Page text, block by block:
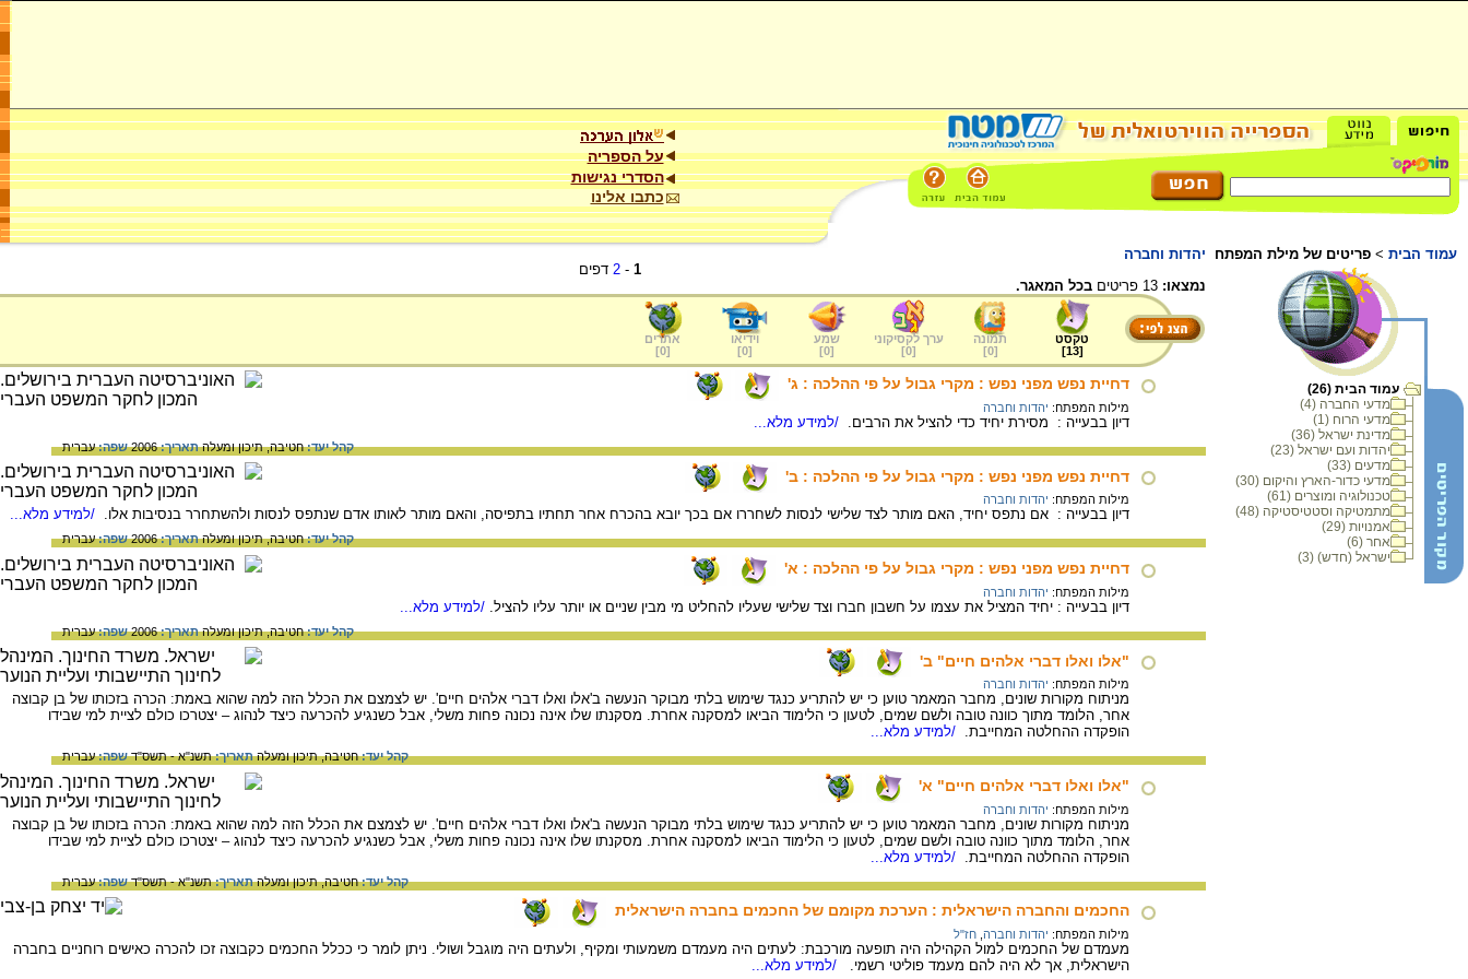
על הספריה
הסדרי נגישות
כתבו אלינו
עמוד הבית > פריטים של מילת המפתח יהדות וחברה
עמוד הבית (26)
מדעי החברה (4)
מדעי הרוח (1)
מדינת ישראל (36)
יהדות ועם ישראל (23)
מדעים (33)
מדעי כדור-הארץ והיקום (30)
טכנולוגיה ומוצרים (61)
מתמטיקה וסטטיסטיקה (48)
אמנויות (29)
אחר (6)
ישראל (חדש) (3)
1
-
2 דפים
נמצאו:
בכל המאגר.
טקסט
[
13
]
תמונה
[
0
]
ערך לקסיקוני
[
0
]
שמע
[
0
]
וידיאו
[
0
]
אתרים
[
0
]
דחיית נפש מפני נפש : מקרי גבול על פי ההלכה : ג'
מילות המפתח: יהדות וחברה
דיון בבעייה : מסירת יחיד כדי להציל את הרבים. /למידע מלא...
קהל יעד:חטיבה,תיכון ומעלהתאריך:2006 שפה:עברית
דחיית נפש מפני נפש : מקרי גבול על פי ההלכה : ב'
מילות המפתח: יהדות וחברה
דיון בבעייה : אם נתפס יחיד, האם מותר לצד שלישי לנסות לשחררו אם בכך יובא בהכרח אחר תחתיו בתפיסה, והאם מותר לאותו אדם שנתפס לנסות ולהשתחרר בנסיבות אלו. /למידע מלא...
קהל יעד:חטיבה,תיכון ומעלהתאריך:2006 שפה:עברית
דחיית נפש מפני נפש : מקרי גבול על פי ההלכה : א'
מילות המפתח: יהדות וחברה
דיון בבעייה : יחיד המציל את עצמו על חשבון חברו וצד שלישי שעליו להחליט מי מבין שניים או יותר עליו להציל. /למידע מלא...
קהל יעד:חטיבה,תיכון ומעלהתאריך:2006 שפה:עברית
"אלו ואלו דברי אלהים חיים" ב'
מילות המפתח: יהדות וחברה
מניתוח מקורות שונים, מחבר המאמר טוען כי יש להתריע כנגד שימוש בלתי מבוקר הנעשה ב'אלו ואלו דברי אלהים חיים'. יש לצמצם את הכלל הזה למה שהוא באמת: הכרה בזכותו של בן קבוצה
אחר, הלומד מתוך כוונה טובה ולשם שמים, לטעון כי הלימוד הביאו למסקנה אחרת. מסקנתו שלו אינה נכונה פחות משלי, אבל כשנגיע להכרעה כיצד לנהוג – יצטרכו כולם לציית למי שבידו
הופקדה ההחלטה המחייבת. /למידע מלא...
קהל יעד:חטיבה,תיכון ומעלהתאריך:תשנ"א - תשס"דשפה:עברית
"אלו ואלו דברי אלהים חיים" א'
מילות המפתח: יהדות וחברה
מניתוח מקורות שונים, מחבר המאמר טוען כי יש להתריע כנגד שימוש בלתי מבוקר הנעשה ב'אלו ואלו דברי אלהים חיים'. יש לצמצם את הכלל הזה למה שהוא באמת: הכרה בזכותו של בן קבוצה
אחר, הלומד מתוך כוונה טובה ולשם שמים, לטעון כי הלימוד הביאו למסקנה אחרת. מסקנתו שלו אינה נכונה פחות משלי, אבל כשנגיע להכרעה כיצד לנהוג – יצטרכו כולם לציית למי שבידו
הופקדה ההחלטה המחייבת.
/למידע מלא...
קהל יעד:חטיבה,תיכון ומעלהתאריך:תשנ"א - תשס"דשפה:עברית
החכמים והחברה הישראלית : הערכת מקומם של החכמים בחברה הישראלית
מילות המפתח: יהדות וחברה חז"ל
מעמדם של החכמים למול הקהילה היה תופעה מורכבת: לעתים היה מעמדם משמעותי ומקיף, ולעתים היה מוגבל ושולי. ניתן לומר כי ככלל החכמים כקבוצה זכו להכרה כאישים רוחניים בחברה
הישראלית, אך לא היה להם מעמד פוליטי רשמי.
/למידע מלא...